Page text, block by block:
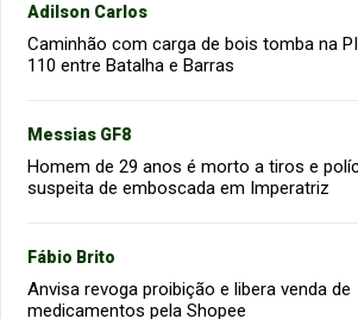
Adilson Carlos
Caminhão com carga de bois tomba na
110 entre Batalha e Barras
Messias GF8
Homem de 29 anos é morto a tiros e
suspeita de emboscada em Imperatriz
Fábio Brito
Anvisa revoga proibição e libera venda de
medicamentos pela Shopee